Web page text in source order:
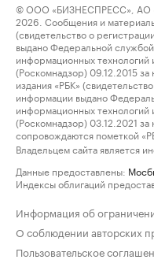
© ООО «БИЗНЕСПРЕСС», АО
2026. Сообщения и
(свидетельство о
выдано Федеральной
информационных технологий
(Роскомнадзор) 09.12.2015
издания «РБК»
информации выдано
информационных технологий
(Роскомнадзор) 03.12.2021
сопровождаются пометкой
Владельцем сайта является
Данные предоставлены:
Индексы облигаций
Информация об
О соблюдении авторских
Пользовательское